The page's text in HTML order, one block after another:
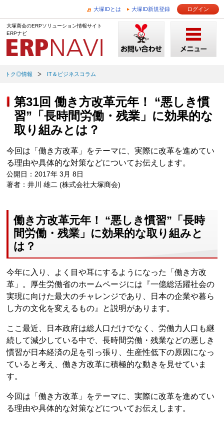
大塚IDとは 大塚ID新規登録 ログイン
大塚商会のERPソリューション情報サイト
ERPナビ
トク◎情報 IT＆ビジネスコラム
第31回 働き方改革元年！ “悪しき慣
習”「長時間労働・残業」に効果的な
取り組みとは？
今回は「働き方改革」をテーマに、実際に改革を進めてい
る理由や具体的な対策などについてお伝えします。
公開日：2017年 3月 8日
著者：井川 雄二 (株式会社大塚商会)
働き方改革元年！ “悪しき慣習”「長時
間労働・残業」に効果的な取り組みと
は？
今年に入り、よく目や耳にするようになった「働き方改
革」。厚生労働省のホームページには『一億総活躍社会の
実現に向けた最大のチャレンジであり、日本の企業や暮ら
し方の文化を変えるもの』と説明があります。
ここ最近、日本政府は総人口だけでなく、労働力人口も継
続して減少している中で、長時間労働・残業などの悪しき
慣習が日本経済の足を引っ張り、生産性低下の原因になっ
ていると考え、働き方改革に積極的な動きを見せていま
す。
今回は「働き方改革」をテーマに、実際に改革を進めてい
る理由や具体的な対策などについてお伝えします。